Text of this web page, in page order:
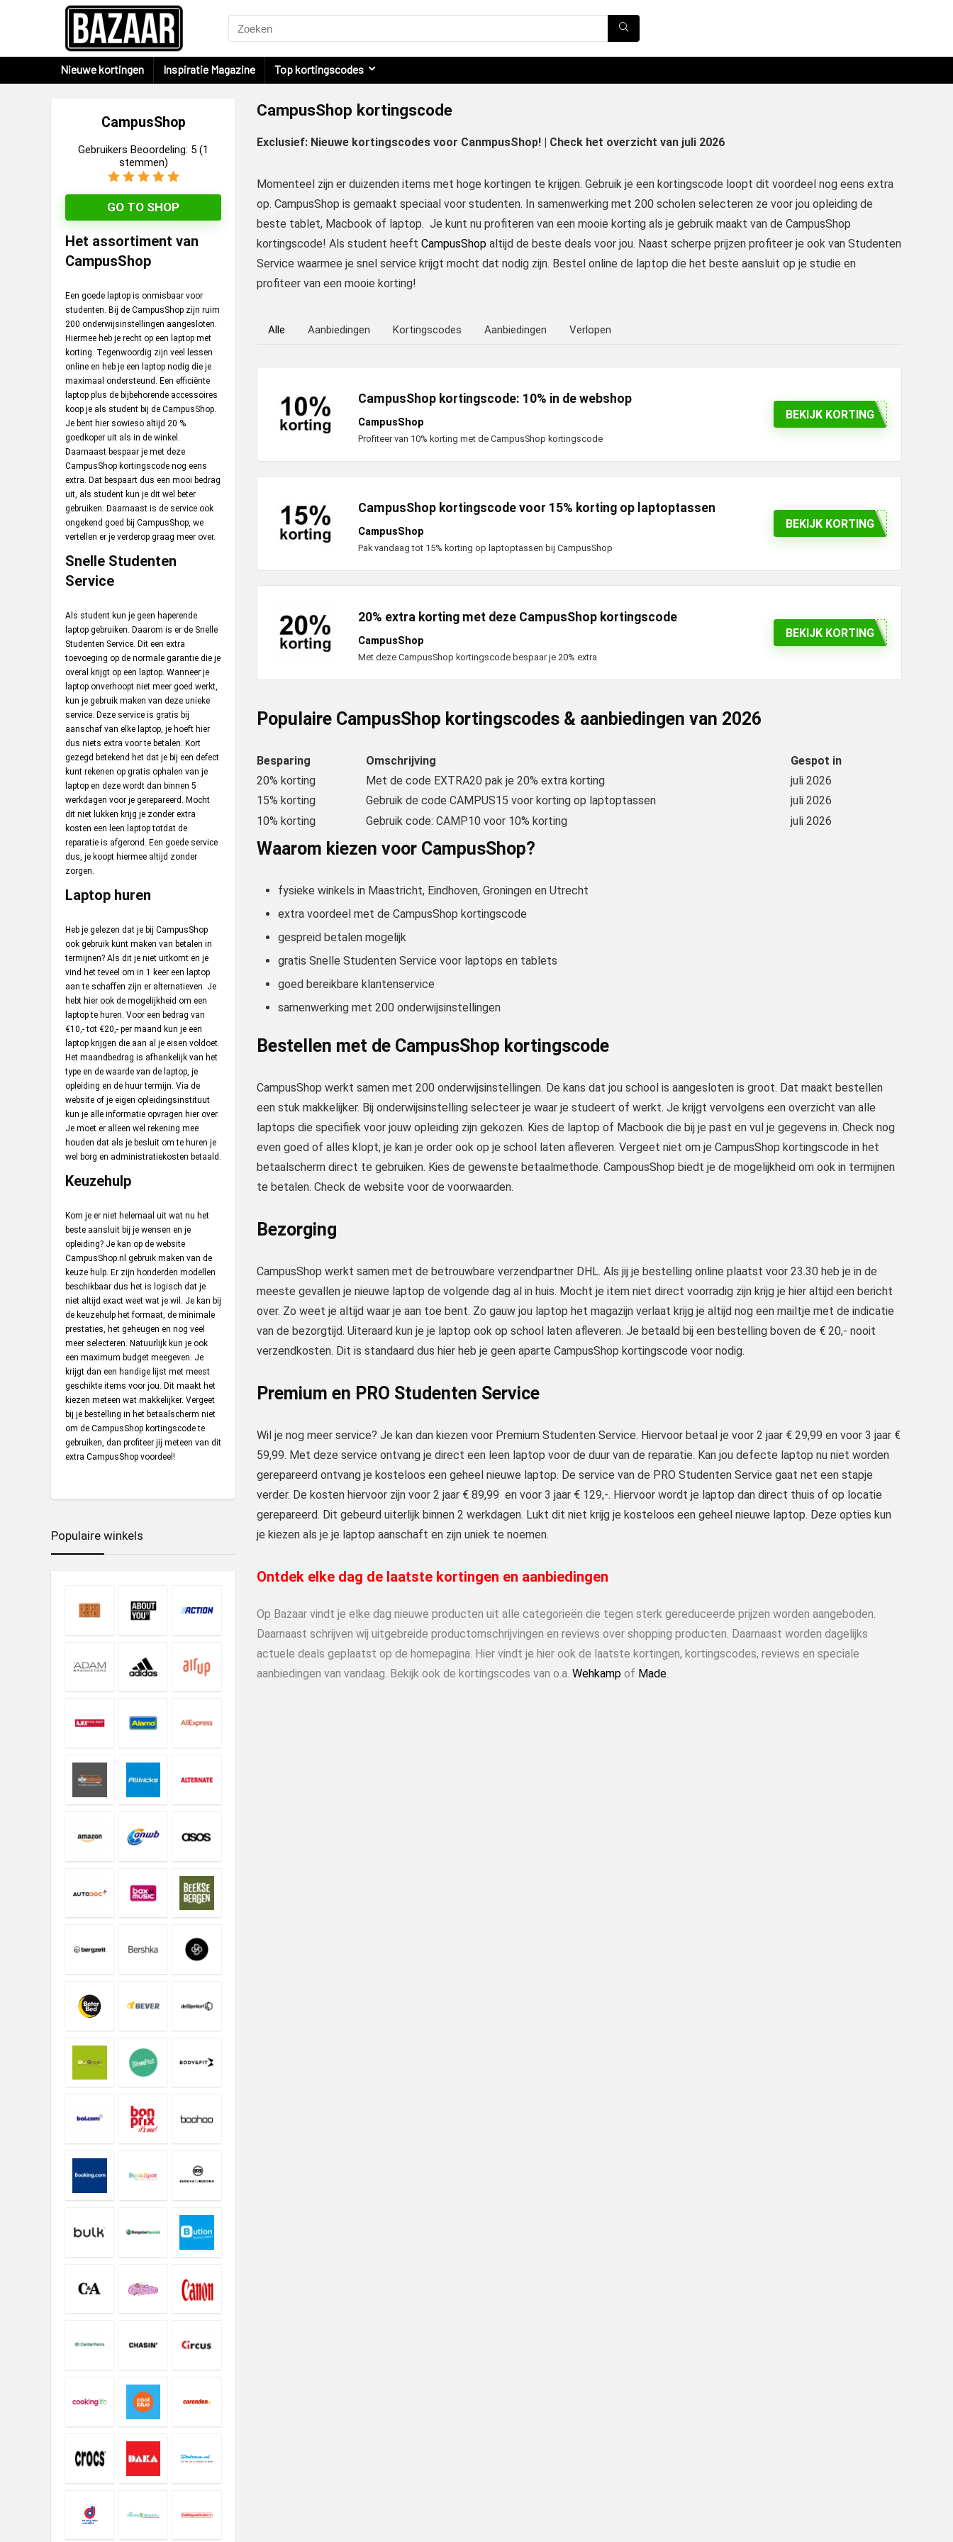
Nieuwe kortingen Inspiratie Magazine Top kortingscodes
CampusShop kortingscode
Exclusief: Nieuwe kortingscodes voor CanmpusShop! | Check het overzicht van juli 2026
Momenteel zijn er duizenden items met hoge kortingen te krijgen. Gebruik je een kortingscode loopt dit voordeel nog eens extra
op. CampusShop is gemaakt speciaal voor studenten. In samenwerking met 200 scholen selecteren ze voor jou opleiding de
beste tablet, Macbook of laptop. Je kunt nu profiteren van een mooie korting als je gebruik maakt van de CampusShop
kortingscode! Als student heeft CampusShop altijd de beste deals voor jou. Naast scherpe prijzen profiteer je ook van Studenten
Service waarmee je snel service krijgt mocht dat nodig zijn. Bestel online de laptop die het beste aansluit op je studie en
profiteer van een mooie korting!
CampusShop
Gebruikers Beoordeling: 5 (1
stemmen)
GO TO SHOP
Het assortiment van
CampusShop
Een goede laptop is onmisbaar voor
studenten. Bij de CampusShop zijn ruim
200 onderwijsinstellingen aangesloten.
Hiermee heb je recht op een laptop met
korting. Tegenwoordig zijn veel lessen
online en heb je een laptop nodig die je
maximaal ondersteund. Een efficiënte
laptop plus de bijbehorende accessoires
koop je als student bij de CampusShop.
Je bent hier sowieso altijd 20 %
goedkoper uit als in de winkel.
Daarnaast bespaar je met deze
CampusShop kortingscode nog eens
extra. Dat bespaart dus een mooi bedrag
uit, als student kun je dit wel beter
gebruiken. Daarnaast is de service ook
ongekend goed bij CampusShop, we
vertellen er je verderop graag meer over.
Snelle Studenten
Service
Als student kun je geen haperende
laptop gebruiken. Daarom is er de Snelle
Studenten Service. Dit een extra
toevoeging op de normale garantie die je
overal krijgt op een laptop. Wanneer je
laptop onverhoopt niet meer goed werkt,
kun je gebruik maken van deze unieke
service. Deze service is gratis bij
aanschaf van elke laptop, je hoeft hier
dus niets extra voor te betalen. Kort
gezegd betekend het dat je bij een defect
kunt rekenen op gratis ophalen van je
laptop en deze wordt dan binnen 5
werkdagen voor je gerepareerd. Mocht
dit niet lukken krijg je zonder extra
kosten een leen laptop totdat de
reparatie is afgerond. Een goede service
dus, je koopt hiermee altijd zonder
zorgen.
Laptop huren
Heb je gelezen dat je bij CampusShop
ook gebruik kunt maken van betalen in
termijnen? Als dit je niet uitkomt en je
vind het teveel om in 1 keer een laptop
aan te schaffen zijn er alternatieven. Je
hebt hier ook de mogelijkheid om een
laptop te huren. Voor een bedrag van
€10,- tot €20,- per maand kun je een
laptop krijgen die aan al je eisen voldoet.
Het maandbedrag is afhankelijk van het
type en de waarde van de laptop, je
opleiding en de huur termijn. Via de
website of je eigen opleidingsinstituut
kun je alle informatie opvragen hier over.
Je moet er alleen wel rekening mee
houden dat als je besluit om te huren je
wel borg en administratiekosten betaald.
Keuzehulp
Kom je er niet helemaal uit wat nu het
beste aansluit bij je wensen en je
opleiding? Je kan op de website
CampusShop.nl gebruik maken van de
keuze hulp. Er zijn honderden modellen
beschikbaar dus het is logisch dat je
niet altijd exact weet wat je wil. Je kan bij
de keuzehulp het formaat, de minimale
prestaties, het geheugen en nog veel
meer selecteren. Natuurlijk kun je ook
een maximum budget meegeven. Je
krijgt dan een handige lijst met meest
geschikte items voor jou. Dit maakt het
kiezen meteen wat makkelijker. Vergeet
bij je bestelling in het betaalscherm niet
om de CampusShop kortingscode te
gebruiken, dan profiteer jij meteen van dit
extra CampusShop voordeel!
Alle Aanbiedingen Kortingscodes Aanbiedingen Verlopen
CampusShop kortingscode: 10% in de webshop
CampusShop
Profiteer van 10% korting met de CampusShop kortingscode
BEKIJK KORTING
CampusShop kortingscode voor 15% korting op laptoptassen
CampusShop
Pak vandaag tot 15% korting op laptoptassen bij CampusShop
BEKIJK KORTING
20% extra korting met deze CampusShop kortingscode
CampusShop
Met deze CampusShop kortingscode bespaar je 20% extra
BEKIJK KORTING
Populaire CampusShop kortingscodes & aanbiedingen van 2026
Besparing Omschrijving
Gespot in
20% korting
Met de code EXTRA20 pak je 20% extra korting
juli 2026
15% korting
Gebruik de code CAMPUS15 voor korting op laptoptassen
juli 2026
10% korting
Gebruik code: CAMP10 voor 10% korting juli 2026
Waarom kiezen voor CampusShop?
fysieke winkels in Maastricht, Eindhoven, Groningen en Utrecht
extra voordeel met de CampusShop kortingscode
gespreid betalen mogelijk
gratis Snelle Studenten Service voor laptops en tablets
goed bereikbare klantenservice
samenwerking met 200 onderwijsinstellingen
Bestellen met de CampusShop kortingscode
CampusShop werkt samen met 200 onderwijsinstellingen. De kans dat jou school is aangesloten is groot. Dat maakt bestellen
een stuk makkelijker. Bij onderwijsinstelling selecteer je waar je studeert of werkt. Je krijgt vervolgens een overzicht van alle
laptops die specifiek voor jouw opleiding zijn gekozen. Kies de laptop of Macbook die bij je past en vul je gegevens in. Check nog
even goed of alles klopt, je kan je order ook op je school laten afleveren. Vergeet niet om je CampusShop kortingscode in het
betaalscherm direct te gebruiken. Kies de gewenste betaalmethode. CampousShop biedt je de mogelijkheid om ook in termijnen
te betalen. Check de website voor de voorwaarden.
Bezorging
CampusShop werkt samen met de betrouwbare verzendpartner DHL. Als jij je bestelling online plaatst voor 23.30 heb je in de
meeste gevallen je nieuwe laptop de volgende dag al in huis. Mocht je item niet direct voorradig zijn krijg je hier altijd een bericht
over. Zo weet je altijd waar je aan toe bent. Zo gauw jou laptop het magazijn verlaat krijg je altijd nog een mailtje met de indicatie
van de bezorgtijd. Uiteraard kun je je laptop ook op school laten afleveren. Je betaald bij een bestelling boven de € 20,- nooit
verzendkosten. Dit is standaard dus hier heb je geen aparte CampusShop kortingscode voor nodig.
Premium en PRO Studenten Service
Wil je nog meer service? Je kan dan kiezen voor Premium Studenten Service. Hiervoor betaal je voor 2 jaar € 29,99 en voor 3 jaar €
59,99. Met deze service ontvang je direct een leen laptop voor de duur van de reparatie. Kan jou defecte laptop nu niet worden
gerepareerd ontvang je kosteloos een geheel nieuwe laptop. De service van de PRO Studenten Service gaat net een stapje
verder. De kosten hiervoor zijn voor 2 jaar € 89,99 en voor 3 jaar € 129,-. Hiervoor wordt je laptop dan direct thuis of op locatie
gerepareerd. Dit gebeurd uiterlijk binnen 2 werkdagen. Lukt dit niet krijg je kosteloos een geheel nieuwe laptop. Deze opties kun
je kiezen als je je laptop aanschaft en zijn uniek te noemen.
Ontdek elke dag de laatste kortingen en aanbiedingen
Op Bazaar vindt je elke dag nieuwe producten uit alle categorieën die tegen sterk gereduceerde prijzen worden aangeboden.
Daarnaast schrijven wij uitgebreide productomschrijvingen en reviews over shopping producten. Daarnaast worden dagelijks
actuele deals geplaatst op de homepagina. Hier vindt je hier ook de laatste kortingen, kortingscodes, reviews en speciale
aanbiedingen van vandaag. Bekijk ook de kortingscodes van o.a. Wehkamp of Made.
Populaire winkels